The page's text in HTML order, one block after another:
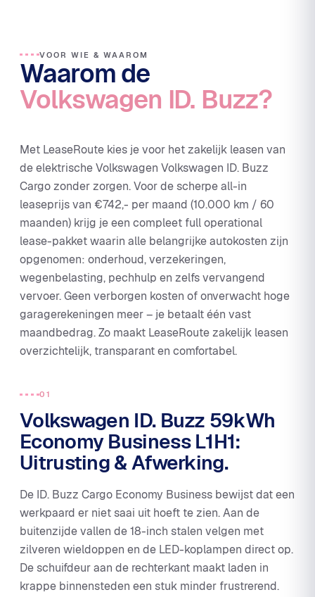
VOOR WIE & WAAROM
Waarom de
Volkswagen ID. Buzz?
Met LeaseRoute kies je voor het zakelijk leasen van
de elektrische Volkswagen Volkswagen ID. Buzz
Cargo zonder zorgen. Voor de scherpe all-in
leaseprijs van €742,- per maand (10.000 km / 60
maanden) krijg je een compleet full operational
lease-pakket waarin alle belangrijke autokosten zijn
opgenomen: onderhoud, verzekeringen,
wegenbelasting, pechhulp en zelfs vervangend
vervoer. Geen verborgen kosten of onverwacht hoge
garagerekeningen meer – je betaalt één vast
maandbedrag. Zo maakt LeaseRoute zakelijk leasen
overzichtelijk, transparant en comfortabel.
01
Volkswagen ID. Buzz 59kWh
Economy Business L1H1:
Uitrusting & Afwerking.
De ID. Buzz Cargo Economy Business bewijst dat een
werkpaard er niet saai uit hoeft te zien. Aan de
buitenzijde vallen de 18-inch stalen velgen met
zilveren wieldoppen en de LED-koplampen direct op.
De schuifdeur aan de rechterkant maakt laden in
krappe binnensteden een stuk minder frustrerend.